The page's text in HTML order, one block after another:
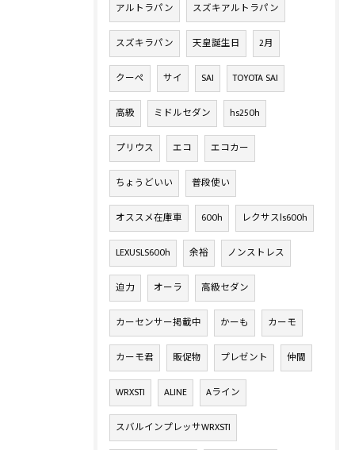
アルトラパン スズキアルトラパン
スズキラパン 天皇誕生日 2月
クーペ サイ SAI TOYOTA SAI
高級 ミドルセダン hs250h
プリウス エコ エコカー
ちょうどいい 普段使い
オススメ在庫車 600h レクサスls600h
LEXUSLS600h 余裕 ノンストレス
迫力 オーラ 高級セダン
カーセンサー掲載中 かーも カーモ
カーモ君 販促物 プレゼント 仲間
WRXSTI ALINE Aライン
スバルインプレッサWRXSTI